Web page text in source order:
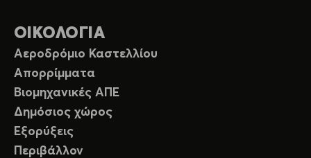
ΟΙΚΟΛΟΓΙΑ
Αεροδρόμιο Καστελλίου
Απορρίμματα
Βιομηχανικές ΑΠΕ
Δημόσιος χώρος
Εξορύξεις
Περιβάλλον